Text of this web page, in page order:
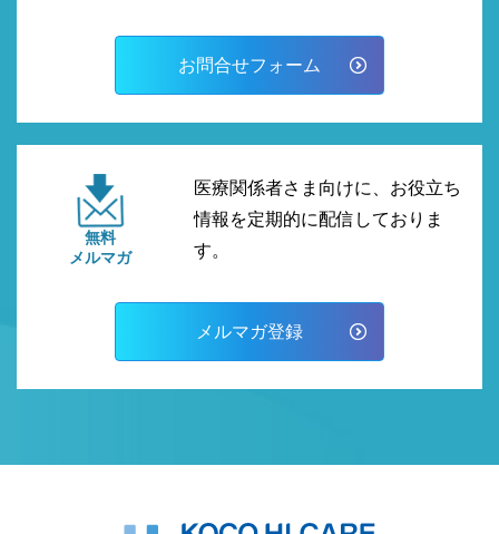
お問合せフォーム
無料
メルマガ
医療関係者さま向けに、お役立ち
情報を定期的に配信しておりま
す。
メルマガ登録